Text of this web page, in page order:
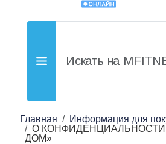
Главная
Информация для
О
ДОМ»